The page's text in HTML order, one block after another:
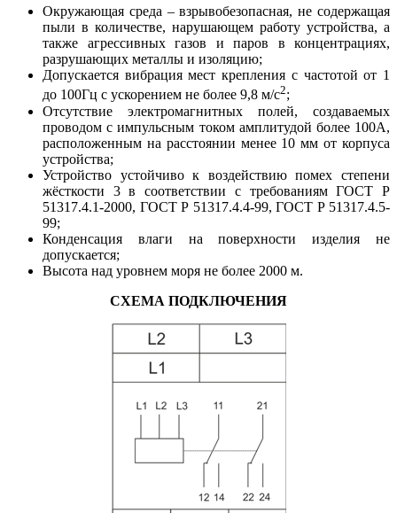
Окружающая среда – взрывобезопасная, не содержащая
пыли в количестве, нарушающем работу устройства, а
также агрессивных газов и паров в концентрациях,
разрушающих металлы и изоляцию;
Допускается вибрация мест крепления с частотой от 1
до 100Гц с ускорением не более 9,8 м/с2;
Отсутствие электромагнитных полей, создаваемых
проводом с импульсным током амплитудой более 100А,
расположенным на расстоянии менее 10 мм от корпуса
устройства;
Устройство устойчиво к воздействию помех степени
жёсткости 3 в соответствии с требованиям ГОСТ Р
51317.4.1-2000, ГОСТ Р 51317.4.4-99, ГОСТ Р 51317.4.5-
99;
Конденсация влаги на поверхности изделия не
допускается;
Высота над уровнем моря не более 2000 м.
СХЕМА ПОДКЛЮЧЕНИЯ